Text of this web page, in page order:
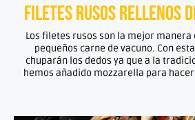
Filetes rusos rellenos
Los filetes rusos son la mejor manera
pequeños carne de vacuno. Con
chuparán los dedos ya que a la
hemos añadido mozzarella para